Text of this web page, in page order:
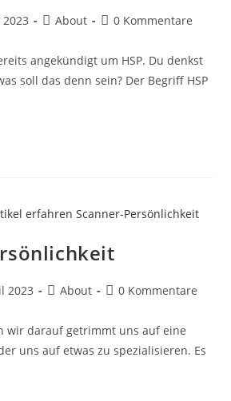
2023 About 0 Kommentare
angekündigt um HSP. Du denkst
soll das denn sein? Der Begriff HSP
2023 About 0 Kommentare
wir darauf getrimmt uns auf eine
uns auf etwas zu spezialisieren. Es